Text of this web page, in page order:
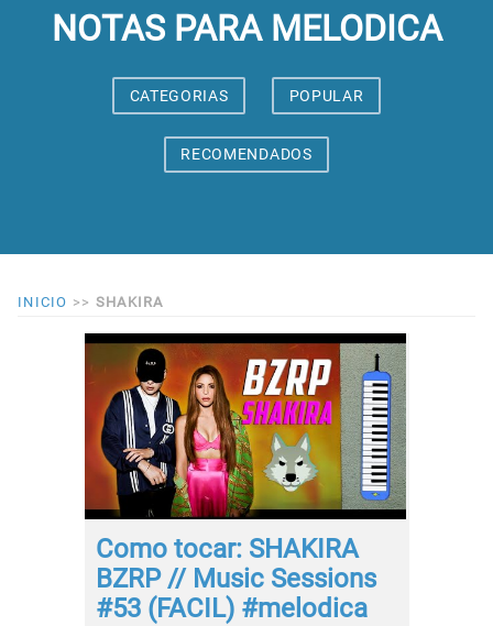
NOTAS PARA MELODICA
CATEGORIAS POPULAR
RECOMENDADOS
INICIO >> SHAKIRA
Como tocar: SHAKIRA
BZRP // Music Sessions
#53 (FACIL) #melodica